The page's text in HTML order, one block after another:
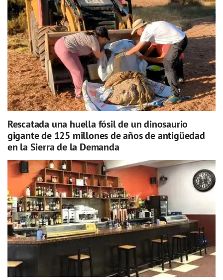
Rescatada una huella fósil de un dinosaurio
gigante de 125 millones de años de antigüedad
en la Sierra de la Demanda